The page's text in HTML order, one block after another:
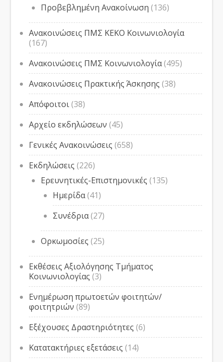
Προβεβλημένη Ανακοίνωση (136)
Ανακοινώσεις ΠΜΣ ΚΕΚΟ Κοινωνιολογία
(167)
Ανακοινώσεις ΠΜΣ Κοινωνιολογία(495)
Ανακοινώσεις Πρακτικής Άσκησης (38)
Απόφοιτοι(38)
Αρχείο εκδηλώσεων (45)
Γενικές Ανακοινώσεις (658)
Εκδηλώσεις (226)
Ερευνητικές-Επιστημονικές (135)
Ημερίδα(41)
Συνέδρια(27)
Ορκωμοσίες (25)
Εκθέσεις Αξιολόγησης Τμήματος
Κοινωνιολογίας (3)
Ενημέρωση πρωτοετών φοιτητών/
φοιτητριών (89)
Εξέχουσες Δραστηριότητες (6)
Κατατακτήριες εξετάσεις (14)